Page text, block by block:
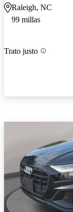
Raleigh, NC
99 millas
Trato justo